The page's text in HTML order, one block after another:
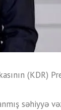
(KDR)
səhiyyə